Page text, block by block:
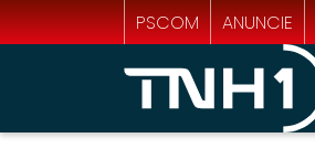
PSCOM ANUNCIE